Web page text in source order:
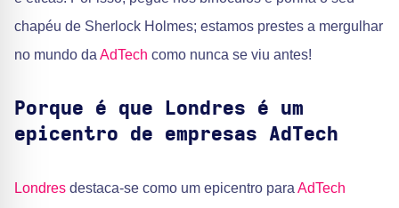
chapéu de Sherlock Holmes; estamos prestes a mergulhar
no mundo da AdTech como nunca se viu antes!
Porque é que Londres é um
epicentro de empresas AdTech
Londres destaca-se como um epicentro para AdTech